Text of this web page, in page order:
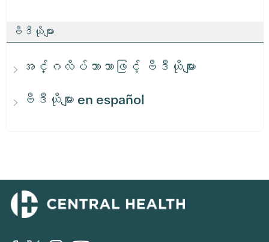
ဗီဒီယိုများ
အင်္ဂလိပ်ဘာသာဖြင့် ဗီဒီယိုများ
ဗီဒီယိုများ en español